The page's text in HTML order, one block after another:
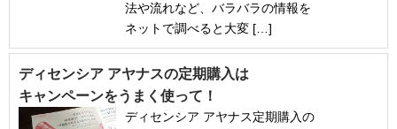
法や流れなど、バラバラの情報を
ネットで調べると大変 […]
ディセンシア アヤナスの定期購入は
キャンペーンをうまく使って！
ディセンシア アヤナス定期購入の